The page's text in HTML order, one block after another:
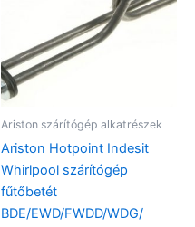
Ariston szárítógép alkatrészek
Ariston Hotpoint Indesit
Whirlpool szárítógép
fűtőbetét
BDE/EWD/FWDD/WDG/